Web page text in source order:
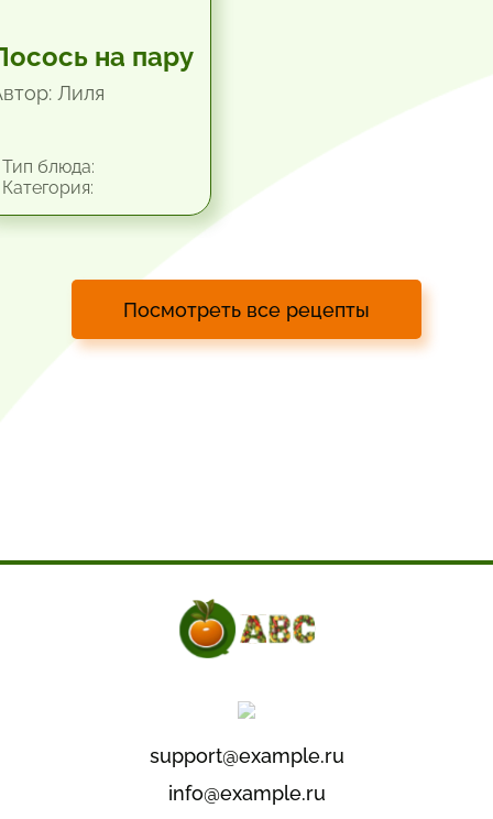
на пару
Лиля
блюда:
Посмотреть все рецепты
support@example.ru
info@example.ru